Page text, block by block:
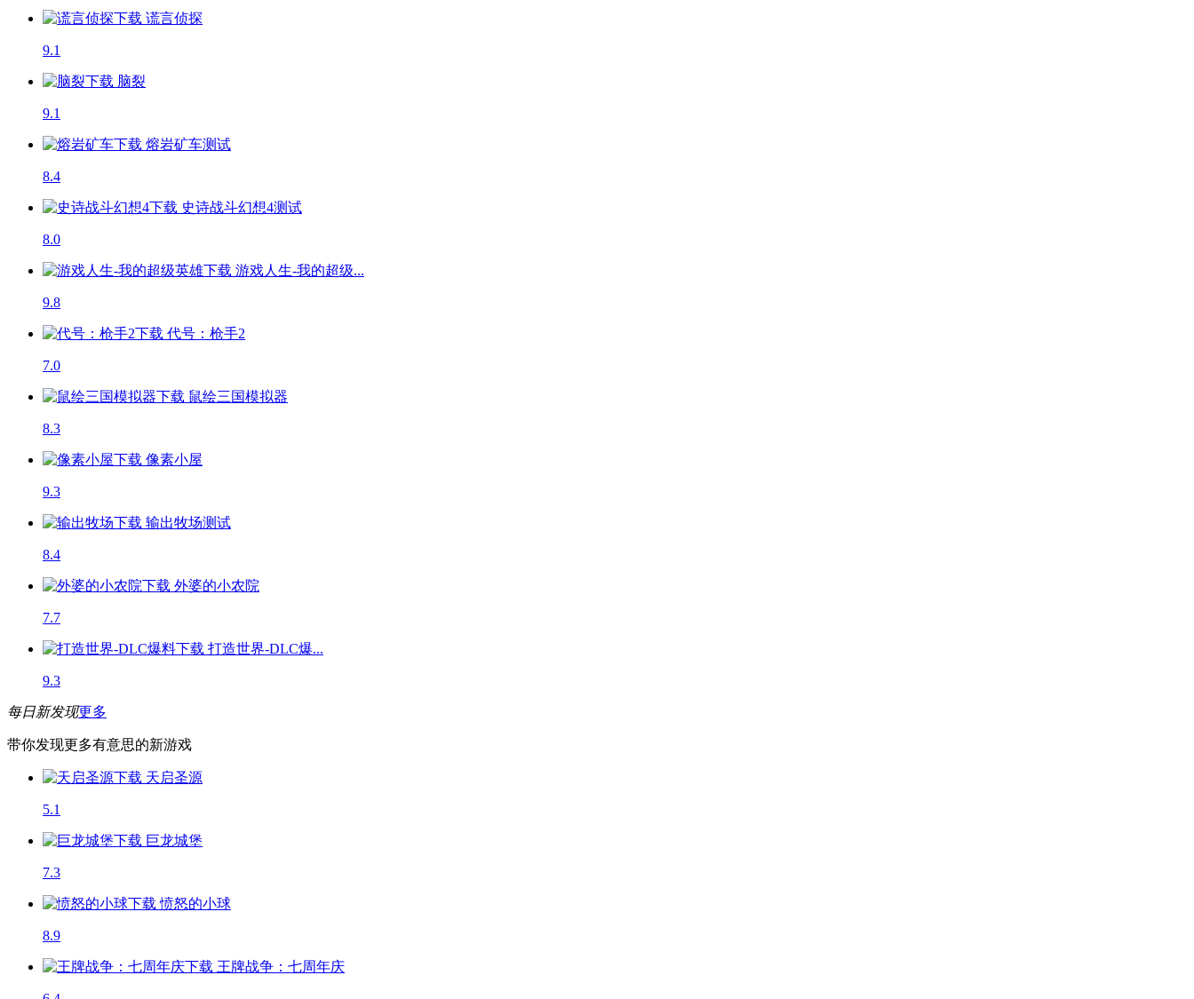
谎言侦探
9.1
脑裂
9.1
熔岩矿车测试
8.4
史诗战斗幻想4测试
8.0
游戏人生-我的超级...
9.8
代号：枪手2
7.0
鼠绘三国模拟器
8.3
像素小屋
9.3
输出牧场测试
8.4
外婆的小农院
7.7
打造世界-DLC爆...
9.3
每日新发现更多
带你发现更多有意思的新游戏
天启圣源
5.1
巨龙城堡
7.3
愤怒的小球
8.9
王牌战争：七周年庆